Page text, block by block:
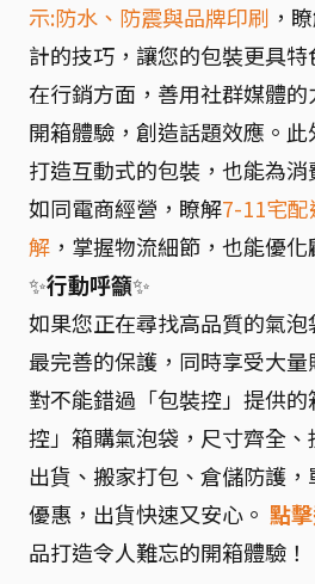
示:防水、防震與品牌印刷 ，
計的技巧，讓您的包裝更具特
在行銷方面，善用社群媒體
開箱體驗，創造話題效應。此
打造互動式的包裝，也能為消
如同電商經營，瞭解7-11宅
解 ，掌握物流細節，也能優化
✨行動呼籲✨
如果您正在尋找高品質的氣
最完善的保護，同時享受大
對不能錯過「包裝控」提供
控」箱購氣泡袋，尺寸齊全
出貨、搬家打包、倉儲防護
優惠，出貨快速又安心。 點
品打造令人難忘的開箱體驗！